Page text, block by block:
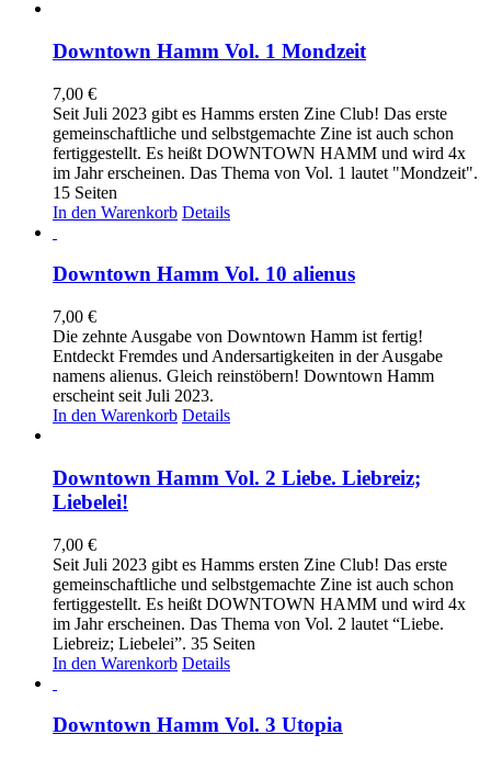
Downtown Hamm Vol. 1 Mondzeit
7,00 €
Seit Juli 2023 gibt es Hamms ersten Zine Club! Das erste
gemeinschaftliche und selbstgemachte Zine ist auch schon
fertiggestellt. Es heißt DOWNTOWN HAMM und wird 4x
im Jahr erscheinen. Das Thema von Vol. 1 lautet "Mondzeit".
15 Seiten
In den Warenkorb Details
Downtown Hamm Vol. 10 alienus
7,00 €
Die zehnte Ausgabe von Downtown Hamm ist fertig!
Entdeckt Fremdes und Andersartigkeiten in der Ausgabe
namens alienus. Gleich reinstöbern! Downtown Hamm
erscheint seit Juli 2023.
In den Warenkorb Details
Downtown Hamm Vol. 2 Liebe. Liebreiz;
Liebelei!
7,00 €
Seit Juli 2023 gibt es Hamms ersten Zine Club! Das erste
gemeinschaftliche und selbstgemachte Zine ist auch schon
fertiggestellt. Es heißt DOWNTOWN HAMM und wird 4x
im Jahr erscheinen. Das Thema von Vol. 2 lautet “Liebe.
Liebreiz; Liebelei”. 35 Seiten
In den Warenkorb Details
Downtown Hamm Vol. 3 Utopia